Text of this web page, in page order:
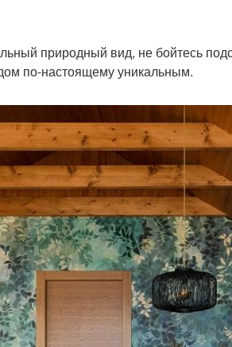
природный вид, не бойтесь
по-настоящему уникальным.